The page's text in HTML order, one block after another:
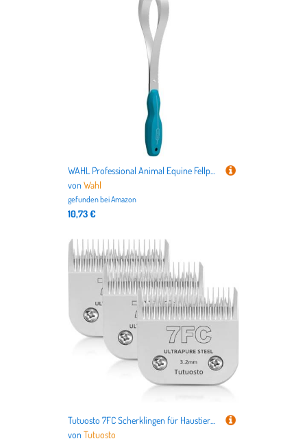
WAHL Professional Animal Equine Fellpflegeklinge aus Metall (#858711-100) – Pferdehaarschere mit ergonomischem türkisfarbenem Griff
vonWahl
gefunden beiAmazon
10,73 €
Tutuosto 7FC Scherklingen für Haustierpflege, Ersatzklingen, abnehmbare Klinge, kompatibel mit Andis/Wahl/Oster Hunde-Schermaschinen, 3 Stück
vonTutuosto